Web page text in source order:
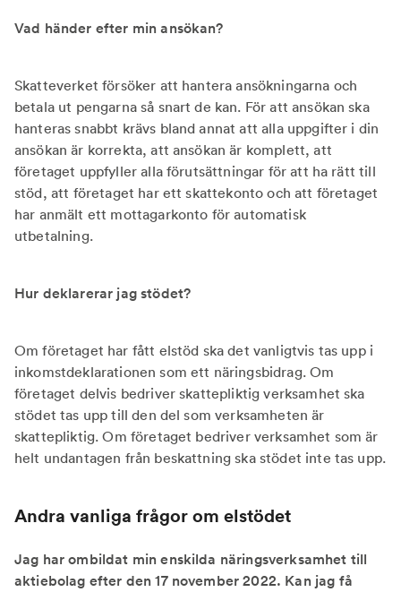
Vad händer efter min ansökan?
Skatteverket försöker att hantera ansökningarna och
betala ut pengarna så snart de kan. För att ansökan ska
hanteras snabbt krävs bland annat att alla uppgifter i din
ansökan är korrekta, att ansökan är komplett, att
företaget uppfyller alla förutsättningar för att ha rätt till
stöd, att företaget har ett skattekonto och att företaget
har anmält ett mottagarkonto för automatisk
utbetalning.
Hur deklarerar jag stödet?
Om företaget har fått elstöd ska det vanligtvis tas upp i
inkomstdeklarationen som ett näringsbidrag. Om
företaget delvis bedriver skattepliktig verksamhet ska
stödet tas upp till den del som verksamheten är
skattepliktig. Om företaget bedriver verksamhet som är
helt undantagen från beskattning ska stödet inte tas upp.
Andra vanliga frågor om elstödet
Jag har ombildat min enskilda näringsverksamhet till
aktiebolag efter den 17 november 2022. Kan jag få